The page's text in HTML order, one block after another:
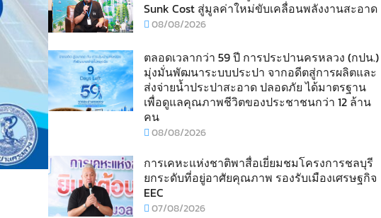
Sunk Cost สู่มูลค่าใหม่ขับเคลื่อนพลังงานสะอาด
08/08/2026
ตลอดเวลากว่า 59 ปี การประปานครหลวง (กปน.)
มุ่งมั่นพัฒนาระบบประปา จากอดีตสู่การผลิตและ
ส่งจ่ายน้ำประปาสะอาด ปลอดภัย ได้มาตรฐาน
เพื่อดูแลคุณภาพชีวิตของประชาชนกว่า 12 ล้าน
คน
08/08/2026
การเคหะแห่งชาติพาสื่อเยี่ยมชมโครงการชลบุรี
ยกระดับที่อยู่อาศัยคุณภาพ รองรับเมืองเศรษฐกิจ
EEC
07/08/2026